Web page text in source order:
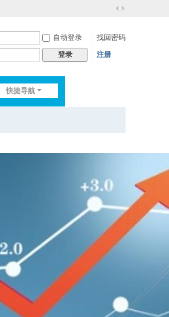
到
自动登录
找回密码
登录 注册
快捷导航